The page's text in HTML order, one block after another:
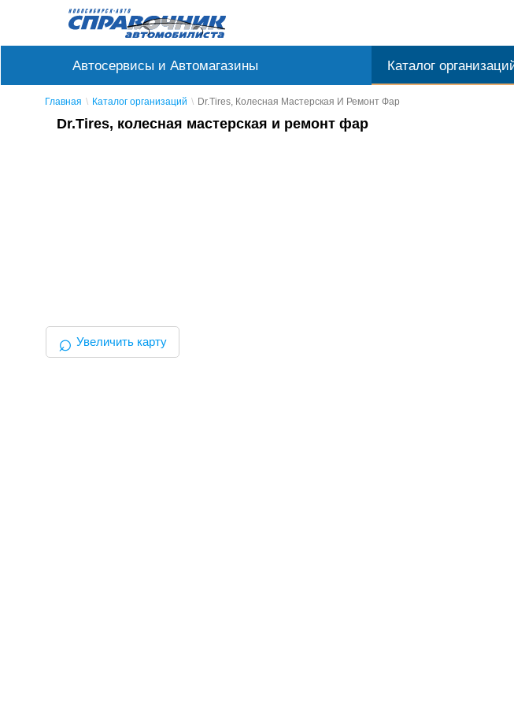
Автосервисы и Автомагазины Каталог
Главная Каталог организаций Dr.Tires, Колесная Мастерская И Ремонт Фар
Dr.Tires, колесная мастерская и ремонт фар
⌕ Увеличить карту